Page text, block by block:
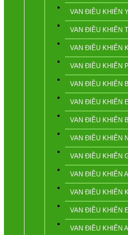
VAN ĐIỀU KHIỂN
VAN ĐIỀU KHIỂN
VAN ĐIỀU KHIỂN
VAN ĐIỀU KHIỂN
VAN ĐIỀU KHIỂN
VAN ĐIỀU KHIỂN
VAN ĐIỀU KHIỂN
VAN ĐIỀU KHIỂN
VAN ĐIỀU KHIỂN
VAN ĐIỀU KHIỂN
VAN ĐIỀU KHIỂN
VAN ĐIỀU KHIỂN
VAN ĐIỀU KHIỂN